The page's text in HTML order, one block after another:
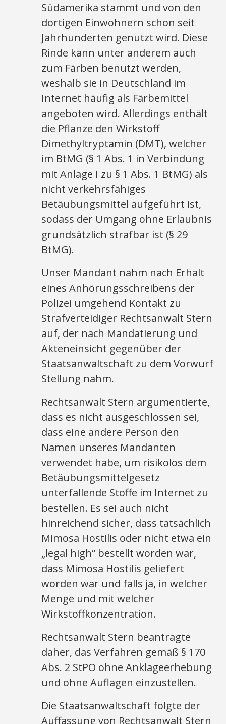
Südamerika stammt und von den
dortigen Einwohnern schon seit
Jahrhunderten genutzt wird. Diese
Rinde kann unter anderem auch
zum Färben benutzt werden,
weshalb sie in Deutschland im
Internet häufig als Färbemittel
angeboten wird. Allerdings enthält
die Pflanze den Wirkstoff
Dimethyltryptamin (DMT), welcher
im BtMG (§ 1 Abs. 1 in Verbindung
mit Anlage I zu § 1 Abs. 1 BtMG) als
nicht verkehrsfähiges
Betäubungsmittel aufgeführt ist,
sodass der Umgang ohne Erlaubnis
grundsätzlich strafbar ist (§ 29
BtMG).
Unser Mandant nahm nach Erhalt
eines Anhörungsschreibens der
Polizei umgehend Kontakt zu
Strafverteidiger Rechtsanwalt Stern
auf, der nach Mandatierung und
Akteneinsicht gegenüber der
Staatsanwaltschaft zu dem Vorwurf
Stellung nahm.
Rechtsanwalt Stern argumentierte,
dass es nicht ausgeschlossen sei,
dass eine andere Person den
Namen unseres Mandanten
verwendet habe, um risikolos dem
Betäubungsmittelgesetz
unterfallende Stoffe im Internet zu
bestellen. Es sei auch nicht
hinreichend sicher, dass tatsächlich
Mimosa Hostilis oder nicht etwa ein
„legal high“ bestellt worden war,
dass Mimosa Hostilis geliefert
worden war und falls ja, in welcher
Menge und mit welcher
Wirkstoffkonzentration.
Rechtsanwalt Stern beantragte
daher, das Verfahren gemäß § 170
Abs. 2 StPO ohne Anklageerhebung
und ohne Auflagen einzustellen.
Die Staatsanwaltschaft folgte der
Auffassung von Rechtsanwalt Stern